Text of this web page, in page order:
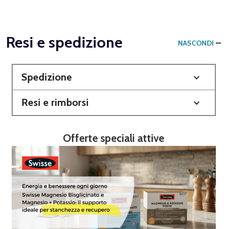
Resi e spedizione NASCONDI
Spedizione
Resi e rimborsi
Offerte speciali attive